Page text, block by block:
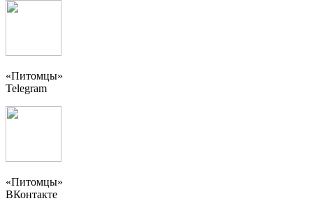
«Питомцы»
Telegram
«Питомцы»
ВКонтакте